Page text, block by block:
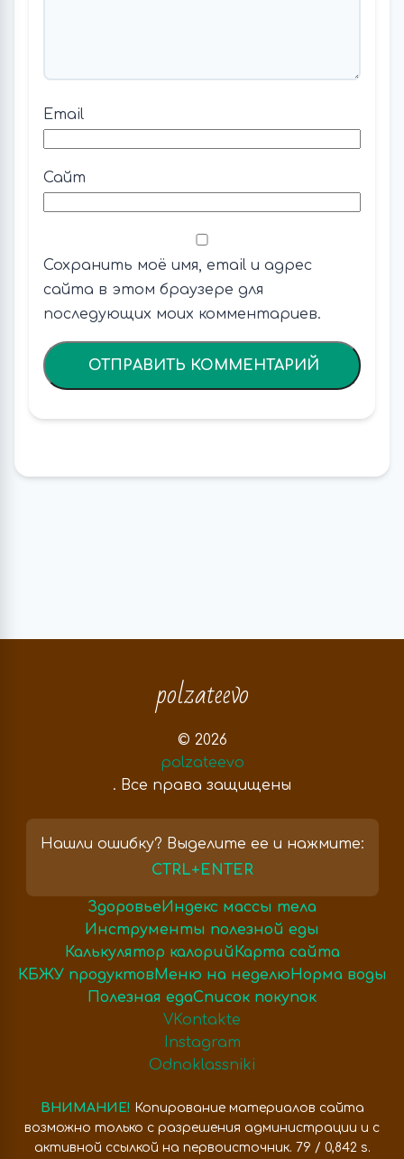
Email
Сайт
Сохранить моё имя, email и адрес
сайта в этом браузере для
последующих моих комментариев.
polzateevo
© 2026
polzateevo
. Все права защищены
Нашли ошибку? Выделите ее и нажмите:
CTRL+ENTER
Здоровье Индекс массы тела
Инструменты полезной еды
Калькулятор калорий Карта сайта
КБЖУ продуктов Меню на неделю Норма воды
Полезная едаСписок покупок
VKontakte
Instagram
Odnoklassniki
ВНИМАНИЕ! Копирование материалов сайта
возможно только с разрешения администрации и с
активной ссылкой на первоисточник. 79 / 0,842 s.